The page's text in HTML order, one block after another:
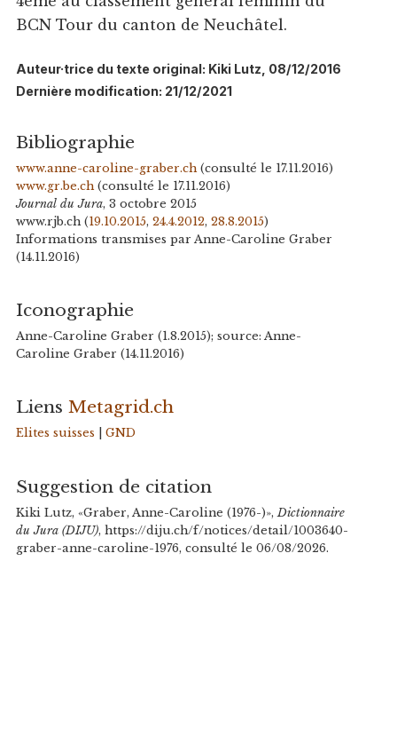
BCN Tour du canton de Neuchâtel.
Auteur·trice du texte original: Kiki Lutz, 08/12/2016
Dernière modification: 21/12/2021
Bibliographie
www.anne-caroline-graber.ch(consulté le 17.11.2016)
www.gr.be.ch(consulté le 17.11.2016)
Journal du Jura, 3 octobre 2015
www.rjb.ch (19.10.2015, 24.4.2012, 28.8.2015)
Informations transmises par Anne-Caroline Graber
(14.11.2016)
Iconographie
Anne-Caroline Graber (1.8.2015); source: Anne-
Caroline Graber (14.11.2016)
Liens Metagrid.ch
Elites suisses GND
Suggestion de citation
Kiki Lutz, «Graber, Anne-Caroline (1976-)», Dictionnaire
du Jura (DIJU), https://diju.ch/f/notices/detail/1003640-
graber-anne-caroline-1976, consulté le 06/08/2026.